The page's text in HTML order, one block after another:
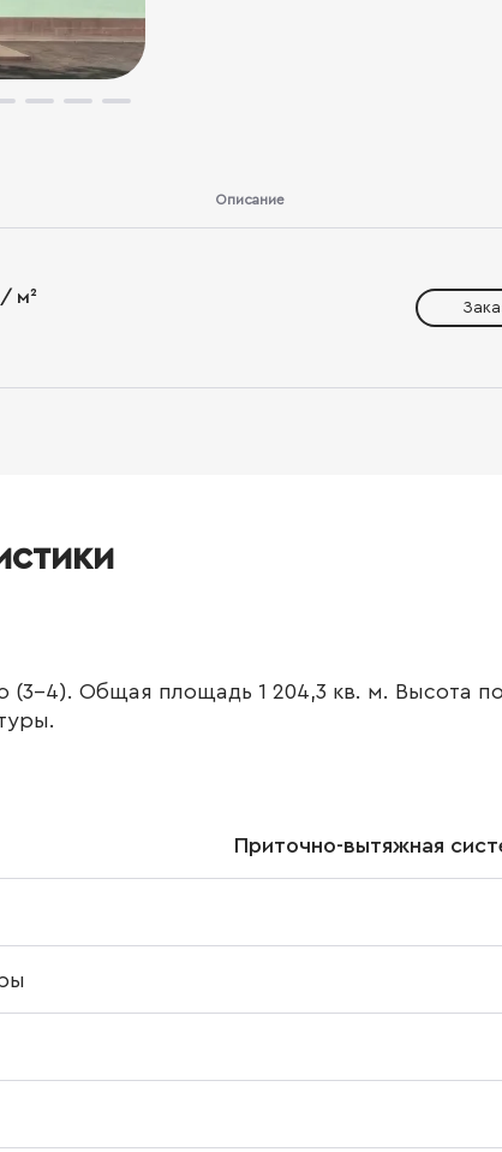
Описание
/ м²
4). Общая площадь 1 204,3 кв. м. Высота
Приточно-вытяжная